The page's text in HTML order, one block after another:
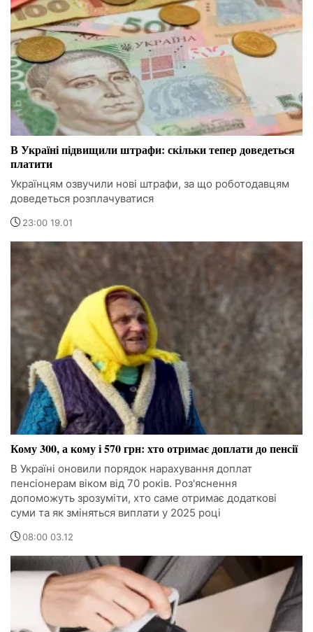
В Україні підвищили штрафи: скільки тепер доведеться
платити
Українцям озвучили нові штрафи, за що роботодавцям
доведеться розплачуватися
23:00 19.01
Кому 300, а кому і 570 грн: хто отримає доплати до пенсії
В Україні оновили порядок нарахування доплат
пенсіонерам віком від 70 років. Роз'яснення
допоможуть зрозуміти, хто саме отримає додаткові
суми та як зміняться виплати у 2025 році
08:00 03.12